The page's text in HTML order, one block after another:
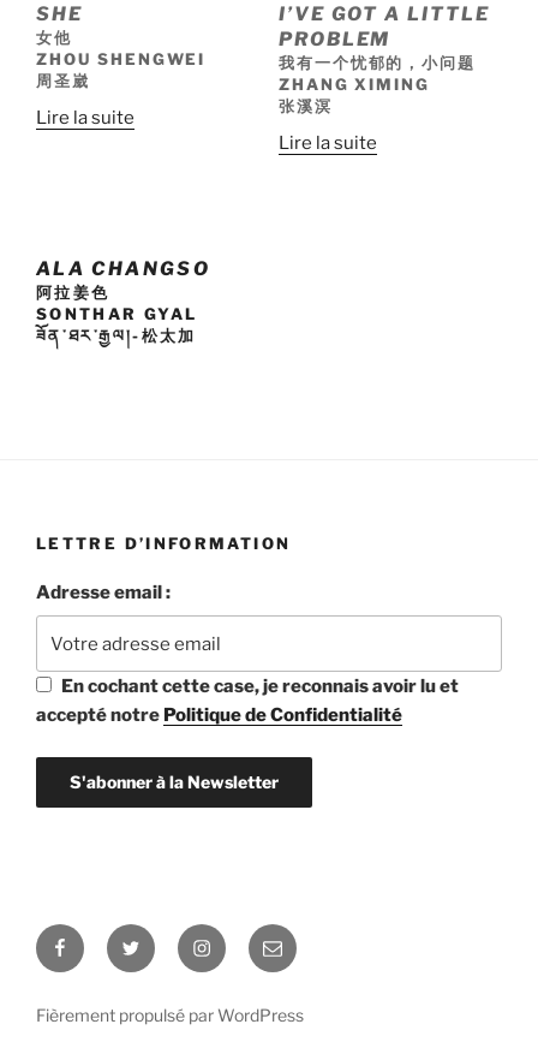
SHE
女他
ZHOU SHENGWEI
周圣崴
Lire la suite
I’VE GOT A LITTLE
PROBLEM
我有一个忧郁的，小问题
ZHANG XIMING
张溪溟
Lire la suite
ALA CHANGSO
阿拉姜色
SONTHAR GYAL
ཟོན་ཐར་རྒྱལ།-松太加
LETTRE D’INFORMATION
Adresse email :
En cochant cette case, je reconnais avoir lu et
accepté notre Politique de Confidentialité
FacebookTwitter Instagram
E-
mail
Fièrement propulsé par WordPress